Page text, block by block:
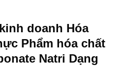
doanh Hóa
Phẩm hóa chất
Natri Dạng